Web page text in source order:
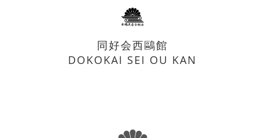
同好会西鷗館
DOKOKAI SEI OU KAN